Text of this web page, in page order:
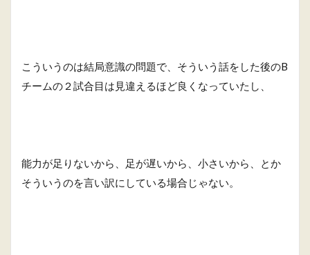
こういうのは結局意識の問題で、そういう話をした後のB
チームの２試合目は見違えるほど良くなっていたし、
能力が足りないから、足が遅いから、小さいから、とか
そういうのを言い訳にしている場合じゃない。